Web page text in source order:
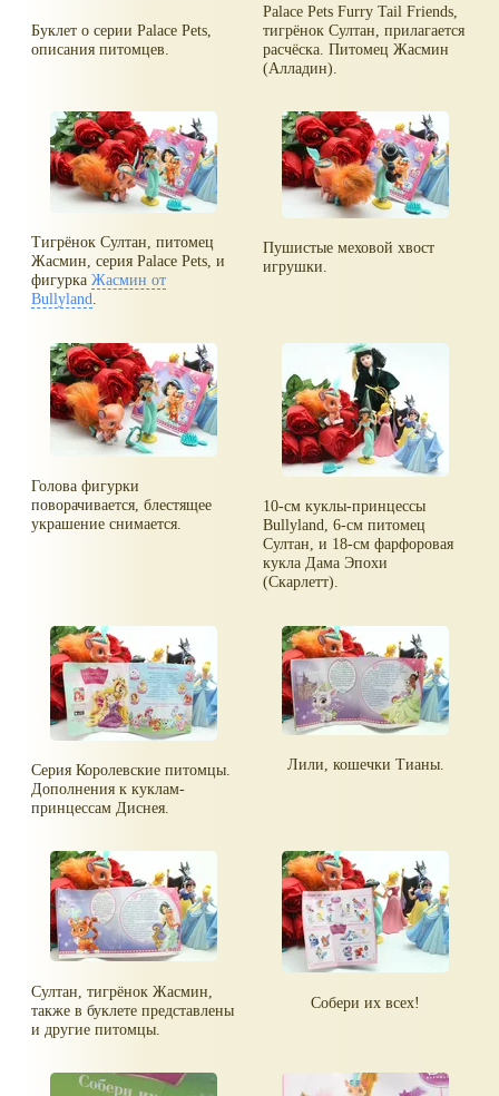
Буклет о серии Palace Pets,
описания питомцев.
Palace Pets Furry Tail Friends,
тигрёнок Султан, прилагается
расчёска. Питомец Жасмин
(Алладин).
Тигрёнок Султан, питомец
Жасмин, серия Palace Pets, и
фигуркаЖасмин от
Bullyland.
Пушистые меховой хвост
игрушки.
Голова фигурки
поворачивается, блестящее
украшение снимается.
10-см куклы-принцессы
Bullyland, 6-см питомец
Султан, и 18-см фарфоровая
кукла Дама Эпохи
(Скарлетт).
Серия Королевские питомцы.
Дополнения к куклам-
принцессам Диснея.
Лили, кошечки Тианы.
Султан, тигрёнок Жасмин,
также в буклете представлены
и другие питомцы.
Собери их всех!